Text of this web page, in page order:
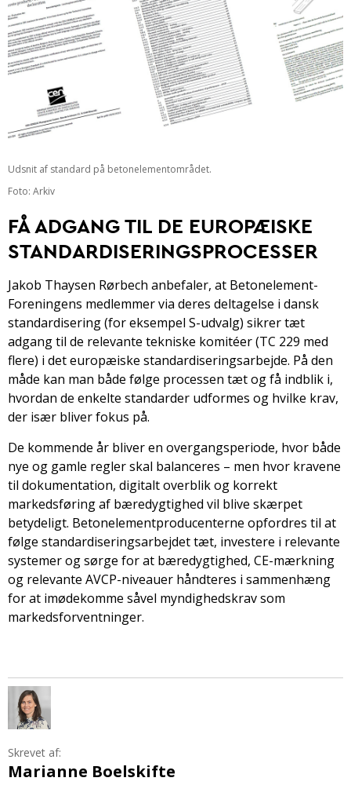
Udsnit af standard på betonelementområdet.
Foto: Arkiv
FÅ ADGANG TIL DE EUROPÆISKE
STANDARDISERINGSPROCESSER
Jakob Thaysen Rørbech anbefaler, at Betonelement-
Foreningens medlemmer via deres deltagelse i dansk
standardisering (for eksempel S-udvalg) sikrer tæt
adgang til de relevante tekniske komitéer (TC 229 med
flere) i det europæiske standardiseringsarbejde. På den
måde kan man både følge processen tæt og få indblik i,
hvordan de enkelte standarder udformes og hvilke krav,
der især bliver fokus på.
De kommende år bliver en overgangsperiode, hvor både
nye og gamle regler skal balanceres – men hvor kravene
til dokumentation, digitalt overblik og korrekt
markedsføring af bæredygtighed vil blive skærpet
betydeligt. Betonelementproducenterne opfordres til at
følge standardiseringsarbejdet tæt, investere i relevante
systemer og sørge for at bæredygtighed, CE-mærkning
og relevante AVCP-niveauer håndteres i sammenhæng
for at imødekomme såvel myndighedskrav som
markedsforventninger.
Skrevet af:
Marianne Boelskifte